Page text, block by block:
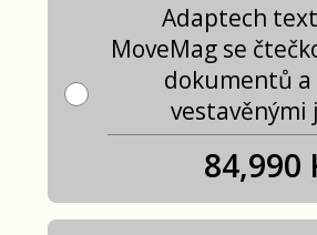
Adaptech
MoveMag se
dokumentů a
vestavěnými
84,990